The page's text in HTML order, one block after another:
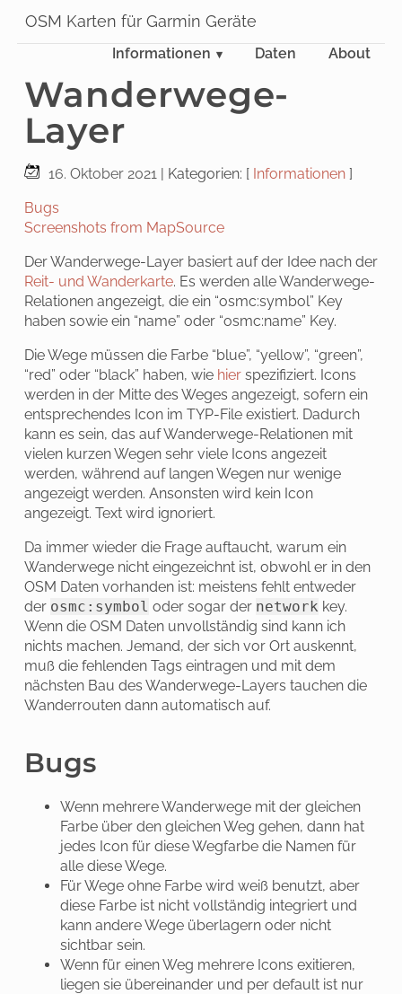
OSM Karten für Garmin Geräte
Informationen Daten About
Wanderwege-
Layer
16. Oktober 2021| Kategorien: [ Informationen]
Bugs
Screenshots from MapSource
Der Wanderwege-Layer basiert auf der Idee nach der
Reit- und Wanderkarte. Es werden alle Wanderwege-
Relationen angezeigt, die ein “osmc:symbol” Key
haben sowie ein “name” oder “osmc:name” Key.
Die Wege müssen die Farbe “blue”, “yellow”, “green”,
“red” oder “black” haben, wie hierspezifiziert. Icons
werden in der Mitte des Weges angezeigt, sofern ein
entsprechendes Icon im TYP-File existiert. Dadurch
kann es sein, das auf Wanderwege-Relationen mit
vielen kurzen Wegen sehr viele Icons angezeit
werden, während auf langen Wegen nur wenige
angezeigt werden. Ansonsten wird kein Icon
angezeigt. Text wird ignoriert.
Da immer wieder die Frage auftaucht, warum ein
Wanderwege nicht eingezeichnt ist, obwohl er in den
OSM Daten vorhanden ist: meistens fehlt entweder
der osmc:symbol oder sogar der network key.
Wenn die OSM Daten unvollständig sind kann ich
nichts machen. Jemand, der sich vor Ort auskennt,
muß die fehlenden Tags eintragen und mit dem
nächsten Bau des Wanderwege-Layers tauchen die
Wanderrouten dann automatisch auf.
Bugs
Wenn mehrere Wanderwege mit der gleichen
Farbe über den gleichen Weg gehen, dann hat
jedes Icon für diese Wegfarbe die Namen für
alle diese Wege.
Für Wege ohne Farbe wird weiß benutzt, aber
diese Farbe ist nicht vollständig integriert und
kann andere Wege überlagern oder nicht
sichtbar sein.
Wenn für einen Weg mehrere Icons exitieren,
liegen sie übereinander und per default ist nur